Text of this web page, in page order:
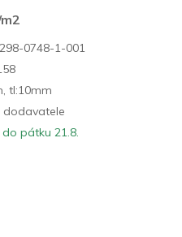
0748-1-001
tl:10mm
dodavatele
pátku 21.8.